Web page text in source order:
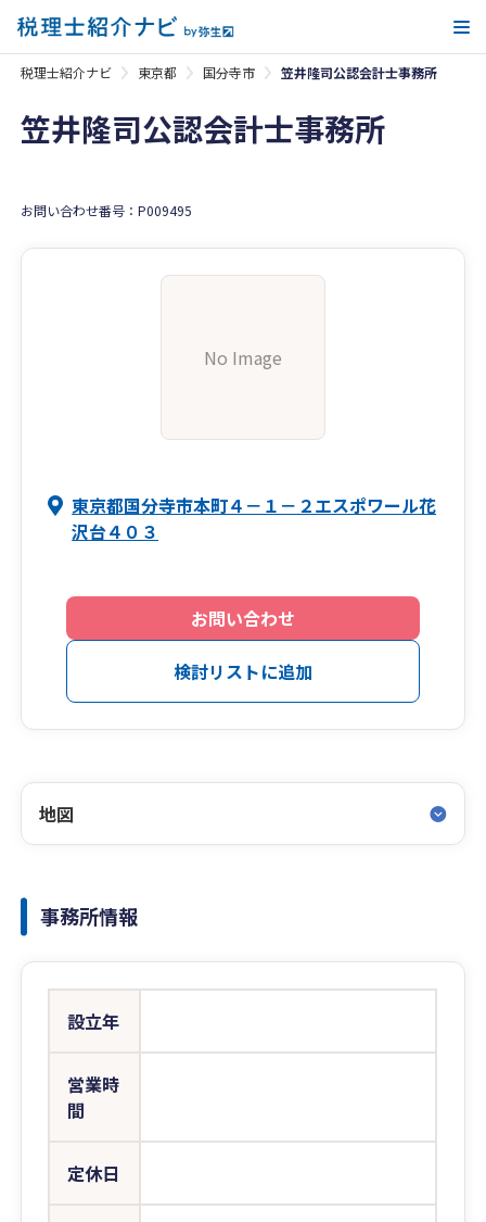
税理士紹介ナビ 東京都 国分寺市 笠井隆司公認会計士事務所
笠井隆司公認会計士事務所
お問い合わせ番号：P009495
No Image
東京都国分寺市本町４－１－２エスポワール花
沢台４０３
お問い合わせ
検討リストに追加
地図
事務所情報
設立年
営業時
間
定休日